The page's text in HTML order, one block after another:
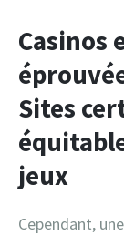
Casinos
Sites
jeux
Cependant,